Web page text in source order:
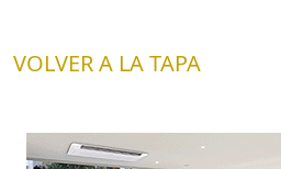
VOLVER A LA TAPA